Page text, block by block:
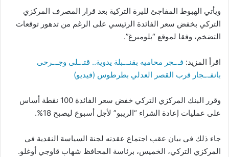
ويأتي الهبوط المفاجئ لليرة التركية بعد قرار المصرف المركزي
التركي بخفض سعر الفائدة الرئيسي على الرغم من تدهور توقعات
التضخم، وفقا لموقع “بلومبرغ”.
اقرأ المزيد: فـ.ـجر محاميه بقنـ.ـبلة يدوية.. قتـ.ـلى وجـ.ـرحى
بانفـ.ـجار قرب القصر العدلي بطرطوس (فيديو)
وقرر البنك المركزي التركي خفض سعر الفائدة 100 نقطة أساس
على عمليات إعادة الشراء “الريبو” لأجل أسبوع ليصبح 18%.
جاء ذلك في بيان عقب اجتماع عقدته لجنة السياسة النقدية في
المركزي التركي، الخميس، برئاسة المحافظ شهاب قاوجي أوغلو.